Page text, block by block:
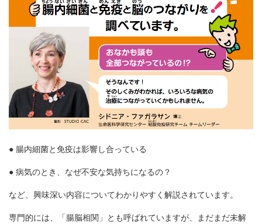
● 腸内細菌と免疫は影響し合っている
● 病気のとき、なぜ不安な気持ちになるの？
など、興味深い内容についてわかりやすく解説されています。
専門的には、「腸脳相関」とも呼ばれていますが、まだまだ未解